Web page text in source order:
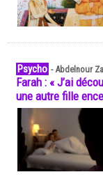
Psycho -Abdelnour
Farah : « J’ai
une autre fille